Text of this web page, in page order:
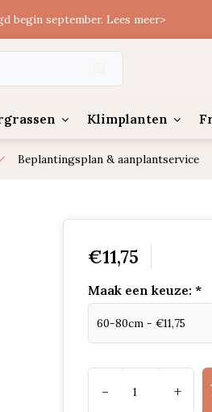
begin september. Lees meer>
Klimplanten
Beplantingsplan & aanplantservice
€11,75
Maak een keuze: *
- +